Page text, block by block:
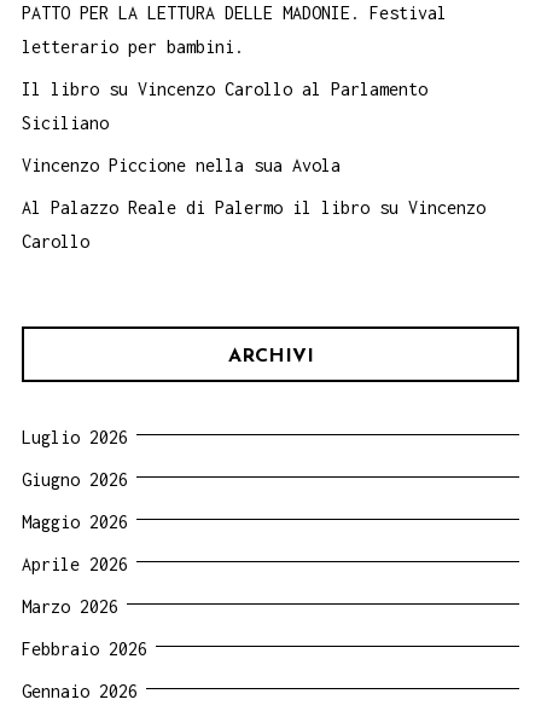
PATTO PER LA LETTURA DELLE MADONIE. Festival
letterario per bambini.
Il libro su Vincenzo Carollo al Parlamento
Siciliano
Vincenzo Piccione nella sua Avola
Al Palazzo Reale di Palermo il libro su Vincenzo
Carollo
ARCHIVI
Luglio 2026
Giugno 2026
Maggio 2026
Aprile 2026
Marzo 2026
Febbraio 2026
Gennaio 2026